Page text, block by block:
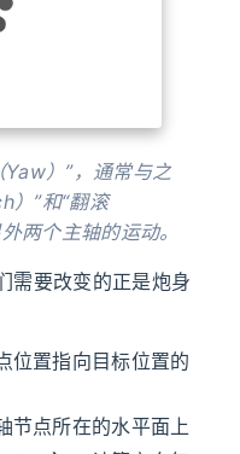
）”，通常与之
两个主轴的运动。
位置指向目标位置的